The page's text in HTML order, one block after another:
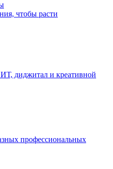
чтобы расти
диджитал и креативной
профессиональных